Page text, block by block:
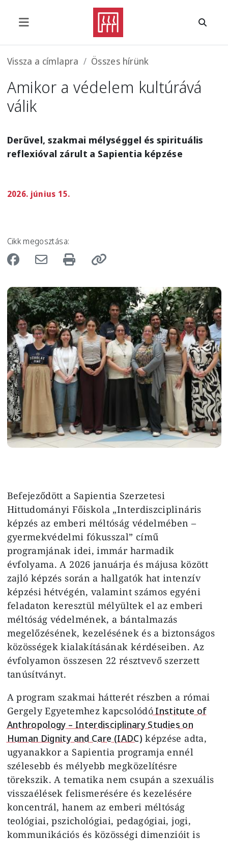
Morzsa
Vissza a címlapra Összes hírünk
Amikor a védelem kultúrává
válik
Derűvel, szakmai mélységgel és spirituális
reflexióval zárult a Sapientia képzése
2026. június 15.
Cikk megosztása:
Image
Befejeződött a Sapientia Szerzetesi
Hittudományi Főiskola „Interdiszciplináris
képzés az emberi méltóság védelmében –
gyermekvédelmi fókusszal” című
programjának idei, immár harmadik
évfolyama. A 2026 januárja és májusa között
zajló képzés során a hallgatók hat intenzív
képzési hétvégén, valamint számos egyéni
feladaton keresztül mélyültek el az emberi
méltóság védelmének, a bántalmazás
megelőzésének, kezelésének és a biztonságos
közösségek kialakításának kérdéseiben. Az
évfolyamon összesen 22 résztvevő szerzett
tanúsítványt.
A program szakmai hátterét részben a római
Gergely Egyetemhez kapcsolódóInstitute of
Anthropology – Interdisciplinary Studies on
Human Dignity and Care (IADC) képzése adta,
ugyanakkor a Sapientia programja ennél
szélesebb és mélyebb megközelítésre
törekszik. A tematika nem csupán a szexuális
visszaélések felismerésére és kezelésére
koncentrál, hanem az emberi méltóság
teológiai, pszichológiai, pedagógiai, jogi,
kommunikációs és közösségi dimenzióit is